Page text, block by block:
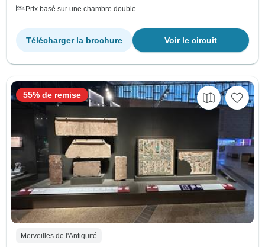
Prix basé sur une chambre double
Voir le circuit
Télécharger la brochure
Merveilles de l'Antiquité
55% de remise